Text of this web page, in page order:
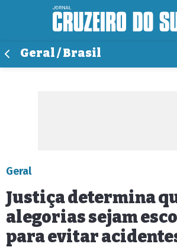
Geral / Brasil
Geral
Justiça determina
alegorias sejam
para evitar